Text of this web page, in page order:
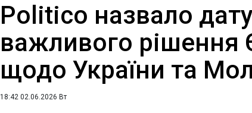
Politico назвало дату
важливого рішення
щодо України та
18:42 02.06.2026 Вт